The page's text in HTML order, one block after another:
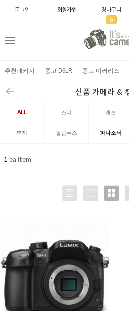
로그인 회원가입 장바구니
0
추천패키지 중고 DSLR 중고 미러리스
신품 카메라 &
ALL 소니 캐논
후지 올림푸스 파나소닉
1 ea item